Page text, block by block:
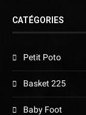
CATÉGORIES
Petit Poto
Basket 225
Baby Foot